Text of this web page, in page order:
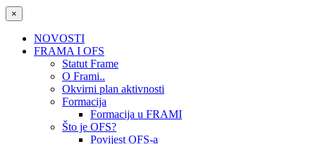
×
NOVOSTI
FRAMA I OFS
Statut Frame
O Frami..
Okvirni plan aktivnosti
Formacija
Formacija u FRAMI
Što je OFS?
Povijest OFS-a